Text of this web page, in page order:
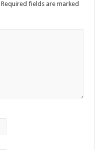
Required fields are marked